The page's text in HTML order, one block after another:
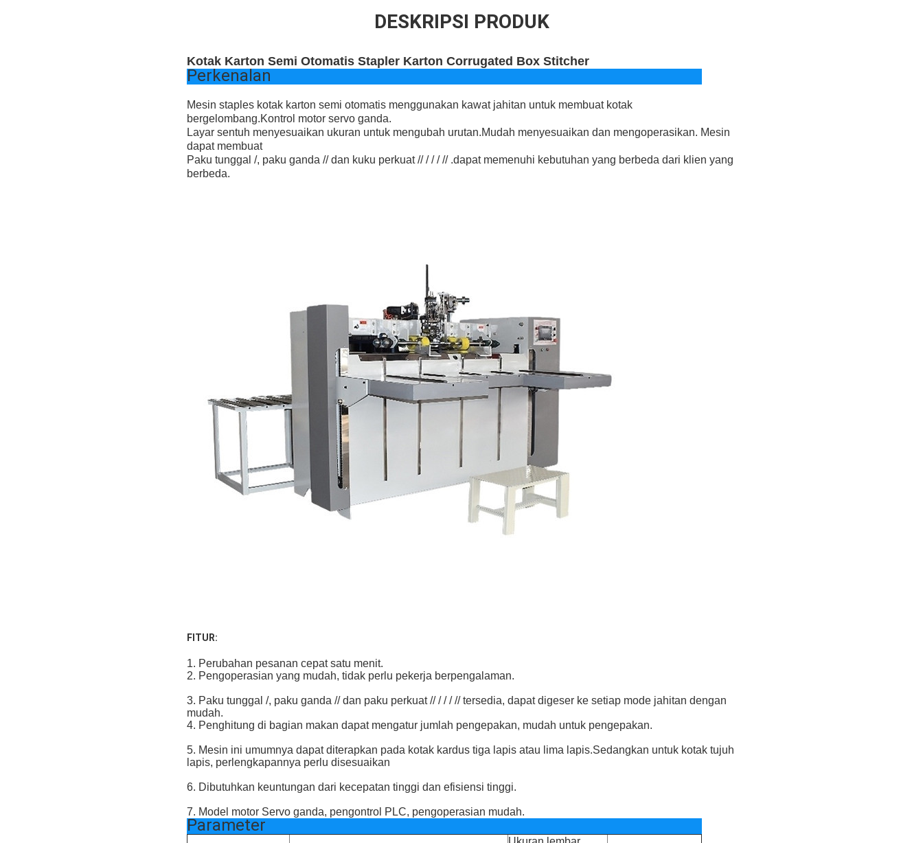
DESKRIPSI PRODUK
Kotak Karton Semi Otomatis Stapler Karton Corrugated Box Stitcher
Perkenalan
Mesin staples kotak karton semi otomatis menggunakan kawat jahitan untuk membuat kotak
bergelombang.Kontrol motor servo ganda.
Layar sentuh menyesuaikan ukuran untuk mengubah urutan.Mudah menyesuaikan dan mengoperasikan. Mesin
dapat membuat
Paku tunggal /, paku ganda // dan kuku perkuat // / / / // .dapat memenuhi kebutuhan yang berbeda dari klien yang
berbeda.
FITUR:
1. Perubahan pesanan cepat satu menit.
2. Pengoperasian yang mudah, tidak perlu pekerja berpengalaman.
3. Paku tunggal /, paku ganda // dan paku perkuat // / / / // tersedia, dapat digeser ke setiap mode jahitan dengan
mudah.
4. Penghitung di bagian makan dapat mengatur jumlah pengepakan, mudah untuk pengepakan.
5. Mesin ini umumnya dapat diterapkan pada kotak kardus tiga lapis atau lima lapis.Sedangkan untuk kotak tujuh
lapis, perlengkapannya perlu disesuaikan
6. Dibutuhkan keuntungan dari kecepatan tinggi dan efisiensi tinggi.
7. Model motor Servo ganda, pengontrol PLC, pengoperasian mudah.
Parameter